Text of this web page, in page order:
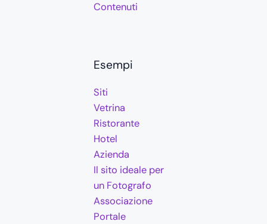
Contenuti
Esempi
Siti
Vetrina
Ristorante
Hotel
Azienda
Il sito ideale per
un Fotografo
Associazione
Portale